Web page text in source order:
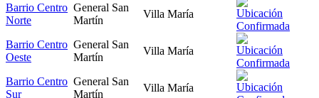
Barrio Centro
Norte
General San
Martín
Villa María
Barrio Centro
Oeste
General San
Martín
Villa María
Barrio Centro
Sur
General San
Martín
Villa María